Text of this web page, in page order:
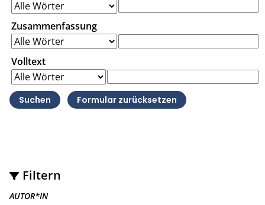
Zusammenfassung
Volltext
Filtern
AUTOR*IN